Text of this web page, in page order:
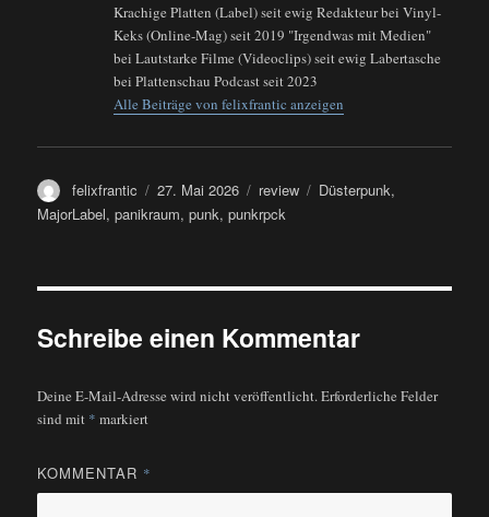
Krachige Platten (Label) seit ewig Redakteur bei Vinyl-
Keks (Online-Mag) seit 2019 "Irgendwas mit Medien"
bei Lautstarke Filme (Videoclips) seit ewig Labertasche
bei Plattenschau Podcast seit 2023
Alle Beiträge von felixfrantic anzeigen
Autor
felixfrantic
Veröffentlicht
am
27. Mai 2026 Kategorien
review Schlagwörter
Düsterpunk,
MajorLabel,panikraum,punk,punkrpck
Schreibe einen Kommentar
Deine E-Mail-Adresse wird nicht veröffentlicht.Erforderliche Felder
sind mit * markiert
KOMMENTAR *